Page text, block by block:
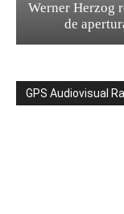
Werner Herzog
de
GPS Audiovisual